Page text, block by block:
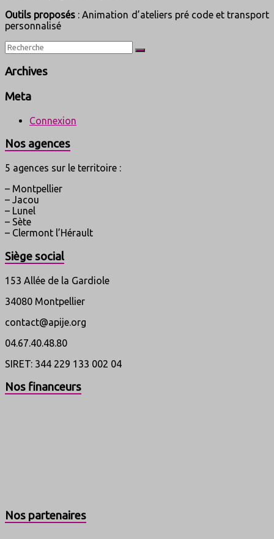
Outils proposés : Animation d’ateliers pré code et transport
personnalisé
Archives
Meta
Connexion
Nos agences
5 agences sur le territoire :
– Montpellier
– Jacou
– Lunel
– Sète
– Clermont l’Hérault
Siège social
153 Allée de la Gardiole
34080 Montpellier
contact@apije.org
04.67.40.48.80
SIRET: 344 229 133 002 04
Nos financeurs
Nos partenaires